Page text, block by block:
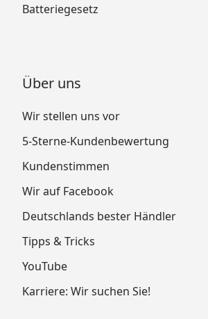
Batteriegesetz
Über uns
Wir stellen uns vor
5-Sterne-Kundenbewertung
Kundenstimmen
Wir auf Facebook
Deutschlands bester Händler
Tipps & Tricks
YouTube
Karriere: Wir suchen Sie!